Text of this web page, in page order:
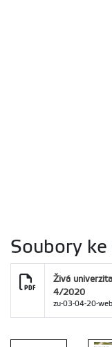
Soubory
Živá
4/2020
zu-03-04-20-